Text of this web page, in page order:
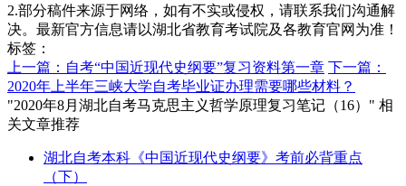
2.部分稿件来源于网络，如有不实或侵权，请联系我们沟通解
决。最新官方信息请以湖北省教育考试院及各教育官网为准！
标签：
上一篇：自考“中国近现代史纲要”复习资料第一章 下一篇：
2020年上半年三峡大学自考毕业证办理需要哪些材料？
"2020年8月湖北自考马克思主义哲学原理复习笔记（16）" 相
关文章推荐
湖北自考本科《中国近现代史纲要》考前必背重点
（下）